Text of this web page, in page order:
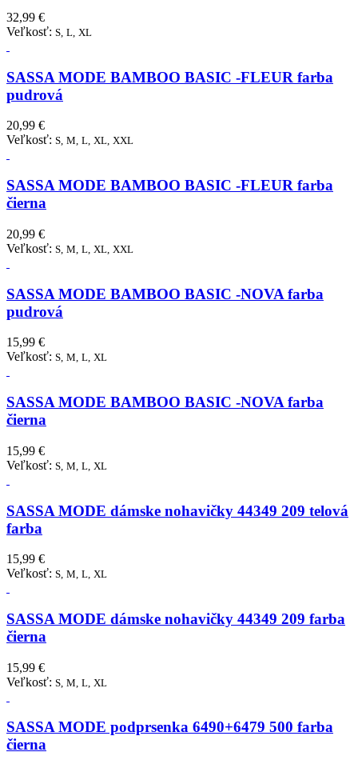
32,99 €
Veľkosť: S, L, XL
SASSA MODE BAMBOO BASIC -FLEUR farba
pudrová
20,99 €
Veľkosť: S, M, L, XL, XXL
SASSA MODE BAMBOO BASIC -FLEUR farba
čierna
20,99 €
Veľkosť: S, M, L, XL, XXL
SASSA MODE BAMBOO BASIC -NOVA farba
pudrová
15,99 €
Veľkosť: S, M, L, XL
SASSA MODE BAMBOO BASIC -NOVA farba
čierna
15,99 €
Veľkosť: S, M, L, XL
SASSA MODE dámske nohavičky 44349 209 telová
farba
15,99 €
Veľkosť: S, M, L, XL
SASSA MODE dámske nohavičky 44349 209 farba
čierna
15,99 €
Veľkosť: S, M, L, XL
SASSA MODE podprsenka 6490+6479 500 farba
čierna